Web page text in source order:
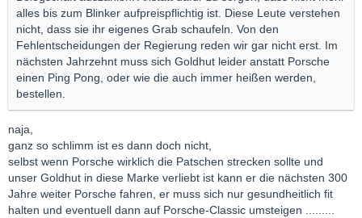
alles bis zum Blinker aufpreispflichtig ist. Diese Leute verstehen
nicht, dass sie ihr eigenes Grab schaufeln. Von den
Fehlentscheidungen der Regierung reden wir gar nicht erst. Im
nächsten Jahrzehnt muss sich Goldhut leider anstatt Porsche
einen Ping Pong, oder wie die auch immer heißen werden,
bestellen.
naja,
ganz so schlimm ist es dann doch nicht,
selbst wenn Porsche wirklich die Patschen strecken sollte und
unser Goldhut in diese Marke verliebt ist kann er die nächsten 300
Jahre weiter Porsche fahren, er muss sich nur gesundheitlich fit
halten und eventuell dann auf Porsche-Classic umsteigen .........